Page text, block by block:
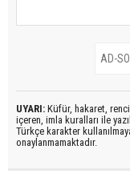
UYARI: Küfür, hakaret,
içeren, imla kuralları ile
Türkçe karakter
onaylanmamaktadır.